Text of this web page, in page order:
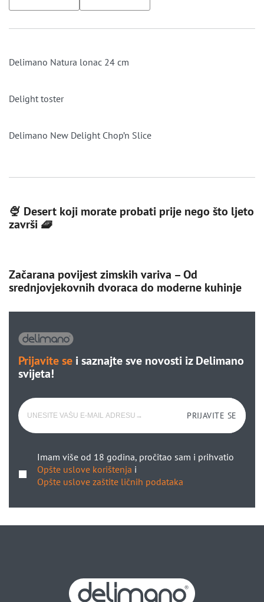
Delimano Natura lonac 24 cm
Delight toster
Delimano New Delight Chop’n Slice
🍨 Desert koji morate probati prije nego što ljeto
završi 🧇
Začarana povijest zimskih variva – Od
srednjovjekovnih dvoraca do moderne kuhinje
Prijavite se i saznajte sve novosti iz Delimano
svijeta!
PRIJAVITE SE
Imam više od 18 godina, pročitao sam i prihvatio
Opšte uslove korištenja i
Opšte uslove zaštite ličnih podataka